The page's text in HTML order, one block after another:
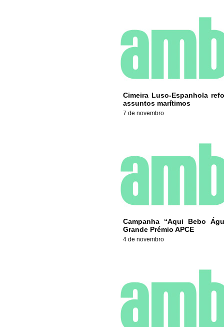
Cimeira Luso-Espanhola
assuntos marítimos
7 de novembro
Campanha “Aqui Bebo
Grande Prémio APCE
4 de novembro